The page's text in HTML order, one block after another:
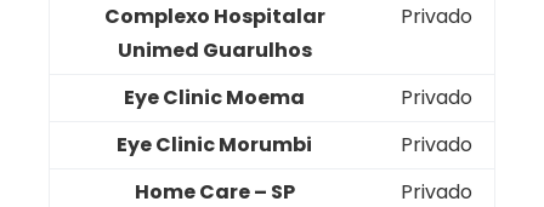
Complexo Hospitalar
Unimed Guarulhos
Privado
Eye Clinic Moema
Privado
Eye Clinic Morumbi
Privado
Home Care – SP
Privado